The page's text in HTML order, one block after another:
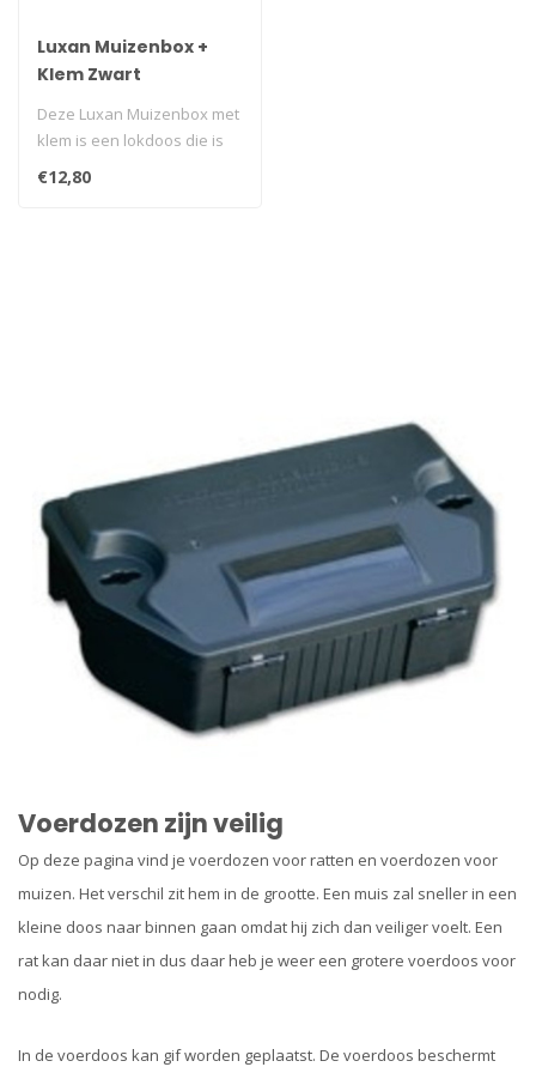
Luxan Muizenbox +
Klem Zwart
Deze Luxan Muizenbox met
klem is een lokdoos die is
€12,80
Voerdozen zijn veilig
Op deze pagina vind je voerdozen voor ratten en voerdozen voor
muizen. Het verschil zit hem in de grootte. Een muis zal sneller in een
kleine doos naar binnen gaan omdat hij zich dan veiliger voelt. Een
rat kan daar niet in dus daar heb je weer een grotere voerdoos voor
nodig.
In de voerdoos kan gif worden geplaatst. De voerdoos beschermt